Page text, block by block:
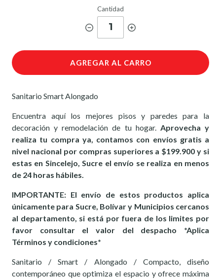
Cantidad
1
AGREGAR AL CARRO
Sanitario Smart Alongado
Encuentra aquí los mejores pisos y paredes para la
decoración y remodelación de tu hogar. Aprovecha y
realiza tu compra ya, contamos con envíos gratis a
nivel nacional por compras superiores a $199.900 y si
estas en Sincelejo, Sucre el envío se realiza en menos
de 24 horas hábiles.
IMPORTANTE: El envío de estos productos aplica
únicamente para Sucre, Bolívar y Municipios cercanos
al departamento, si está por fuera de los limites por
favor consultar el valor del despacho *Aplica
Términos y condiciones*
Sanitario / Smart / Alongado / Compacto, diseño
contemporáneo que optimiza el espacio y ofrece máxima